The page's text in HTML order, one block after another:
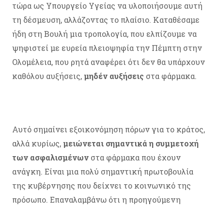
τώρα ως Υπουργείο Υγείας να υλοποιήσουμε αυτή
τη δέσμευση, αλλάζοντας το πλαίσιο. Καταθέσαμε
ήδη στη Βουλή μια τροπολογία, που ελπίζουμε να
ψηφιστεί με ευρεία πλειοψηφία την Πέμπτη στην
Ολομέλεια, που ρητά αναφέρει ότι δεν θα υπάρχουν
καθόλου αυξήσεις,μηδέν αυξήσεις στα φάρμακα.
Αυτό σημαίνει εξοικονόμηση πόρων για το κράτος,
αλλά κυρίως,μειώνεται σημαντικά η συμμετοχή
των ασφαλισμένων στα φάρμακα που έχουν
ανάγκη. Είναι μια πολύ σημαντική πρωτοβουλία
της κυβέρνησης που δείχνει το κοινωνικό της
πρόσωπο. Επαναλαμβάνω ότι η προηγούμενη